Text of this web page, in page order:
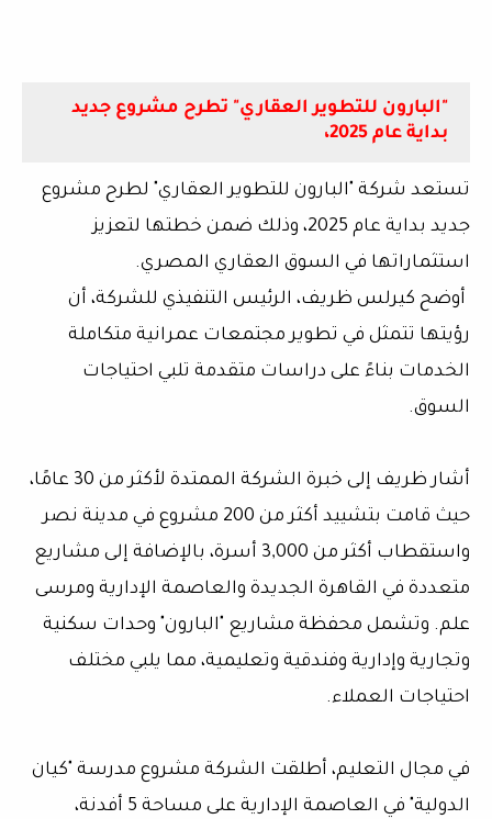
"البارون للتطوير العقاري" تطرح مشروع جديد
بداية عام 2025،
تستعد شركة "البارون للتطوير العقاري" لطرح مشروع
جديد بداية عام 2025، وذلك ضمن خطتها لتعزيز
استثماراتها في السوق العقاري المصري.
أوضح كيرلس ظريف، الرئيس التنفيذي للشركة، أن
رؤيتها تتمثل في تطوير مجتمعات عمرانية متكاملة
الخدمات بناءً على دراسات متقدمة تلبي احتياجات
السوق.
أشار ظريف إلى خبرة الشركة الممتدة لأكثر من 30 عامًا،
حيث قامت بتشييد أكثر من 200 مشروع في مدينة نصر
واستقطاب أكثر من 3,000 أسرة، بالإضافة إلى مشاريع
متعددة في القاهرة الجديدة والعاصمة الإدارية ومرسى
علم. وتشمل محفظة مشاريع "البارون" وحدات سكنية
وتجارية وإدارية وفندقية وتعليمية، مما يلبي مختلف
احتياجات العملاء.
في مجال التعليم، أطلقت الشركة مشروع مدرسة "كيان
الدولية" في العاصمة الإدارية على مساحة 5 أفدنة،